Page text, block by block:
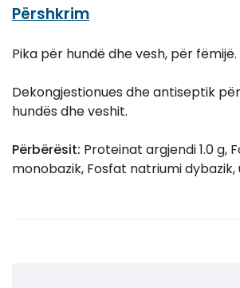
Përshkrim
Pika për hundë dhe vesh, për fëmijë.
Dekongjestionues dhe antiseptik
hundës dhe veshit.
Përbërësit: Proteinat argjendi 1.0 g,
monobazik, Fosfat natriumi